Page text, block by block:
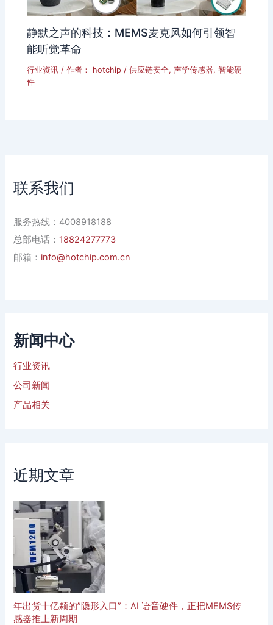
静默之声的科技：MEMS麦克风如何引领智
能听觉革命
行业资讯 / 作者： hotchip/供应链安全,声学传感器,智能硬
件
联系我们
服务热线：4008918188
总部电话：18824277773
邮箱： info@hotchip.com.cn
新闻中心
行业资讯
公司新闻
产品相关
近期文章
年出货十亿颗的”隐形入口”：AI 语音硬件，正把MEMS传
感器推上新周期